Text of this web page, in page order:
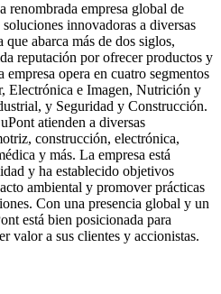
renombrada empresa global de
innovadoras a diversas
abarca más de dos siglos,
reputación por ofrecer productos y
opera en cuatro segmentos
Electrónica e Imagen, Nutrición y
y Seguridad y Construcción.
atienden a diversas
construcción, electrónica,
y más. La empresa está
y ha establecido objetivos
ambiental y promover prácticas
Con una presencia global y un
está bien posicionada para
valor a sus clientes y accionistas.